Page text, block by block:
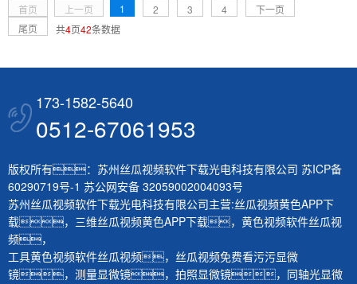
首页 上一页 1 2 3 4
下一页
尾页
共4页42条数据
173-1582-5640
0512-67061953
版权所有：苏州丝瓜视频软件下载光电科技有限公司 苏ICP备
60290719号-1 苏公网安备 32059002004093号
苏州丝瓜视频软件下载光电科技有限公司主营:丝瓜视频黄色APP下
载， 三维丝瓜视频黄色APP下载， 黄色视频软件丝瓜视
频，
工具黄色视频软件丝瓜视频， 丝瓜视频免费看污污显微
镜， 测量显微镜， 拍照显微镜， 同轴光显微